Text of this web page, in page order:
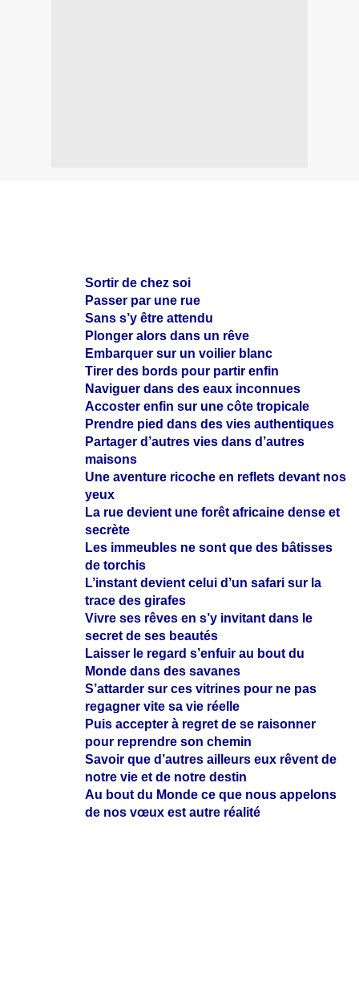
Sortir de chez soi
Passer par une rue
Sans s’y être attendu
Plonger alors dans un rêve
Embarquer sur un voilier blanc
Tirer des bords pour partir enfin
Naviguer dans des eaux inconnues
Accoster enfin sur une côte tropicale
Prendre pied dans des vies authentiques
Partager d’autres vies dans d’autres
maisons
Une aventure ricoche en reflets devant nos
yeux
La rue devient une forêt africaine dense et
secrète
Les immeubles ne sont que des bâtisses
de torchis
L’instant devient celui d’un safari sur la
trace des girafes
Vivre ses rêves en s’y invitant dans le
secret de ses beautés
Laisser le regard s’enfuir au bout du
Monde dans des savanes
S’attarder sur ces vitrines pour ne pas
regagner vite sa vie réelle
Puis accepter à regret de se raisonner
pour reprendre son chemin
Savoir que d’autres ailleurs eux rêvent de
notre vie et de notre destin
Au bout du Monde ce que nous appelons
de nos vœux est autre réalité